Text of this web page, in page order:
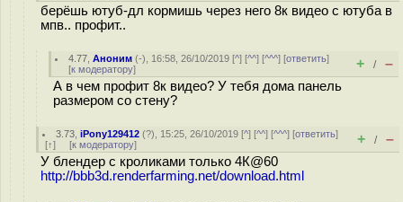
берёшь ютуб-дл кормишь через него 8к видео с ютуба в
мпв.. профит..
4.77 ,Аноним (-), 16:58, 26/10/2019 [^] [^^] [^^^] [ответить]
[к модератору] + / –
А в чем профит 8к видео? У тебя дома панель
размером со стену?
3.73 ,iPony129412 (?), 15:25, 26/10/2019 [^] [^^] [^^^] [ответить]
[↑] [к модератору] + / –
У блендер с кроликами только 4К@60
http://bbb3d.renderfarming.net/download.html